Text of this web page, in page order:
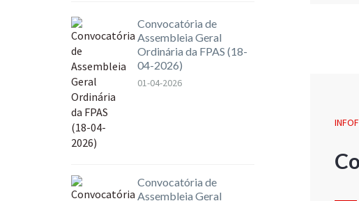
Convocatória de
Assembleia Geral
Ordinária da FPAS (18-
04-2026)
01-04-2026
Convocatória de
Assembleia Geral